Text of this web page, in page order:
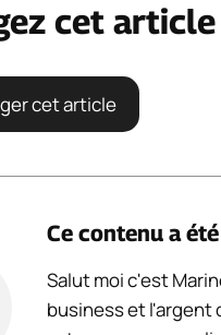
cet
cet article
Ce contenu a
Salut moi c'est
business et l'argent